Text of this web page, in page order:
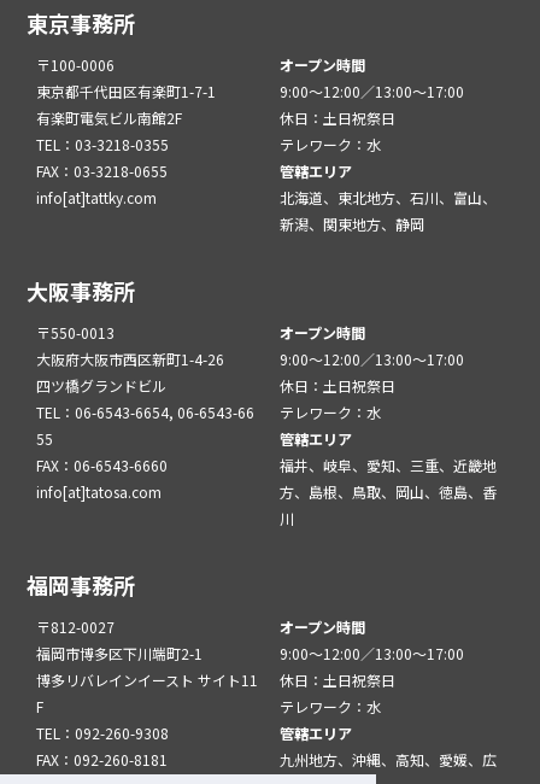
東京事務所
〒100-0006
東京都千代田区有楽町1-7-1
有楽町電気ビル南館2F
TEL：03-3218-0355
FAX：03-3218-0655
info[at]tattky.com
オープン時間
9:00～12:00／13:00～17:00
休日：土日祝祭日
テレワーク：水
管轄エリア
北海道、東北地方、石川、富山、
新潟、関東地方、静岡
大阪事務所
〒550-0013
大阪府大阪市西区新町1-4-26
四ツ橋グランドビル
TEL：06-6543-6654, 06-6543-66
55
FAX：06-6543-6660
info[at]tatosa.com
オープン時間
9:00～12:00／13:00～17:00
休日：土日祝祭日
テレワーク：水
管轄エリア
福井、岐阜、愛知、三重、近畿地
方、島根、鳥取、岡山、徳島、香
川
福岡事務所
〒812-0027
福岡市博多区下川端町2-1
博多リバレインイースト サイト11
F
TEL：092-260-9308
FAX：092-260-8181
オープン時間
9:00～12:00／13:00～17:00
休日：土日祝祭日
テレワーク：水
管轄エリア
九州地方、沖縄、高知、愛媛、広